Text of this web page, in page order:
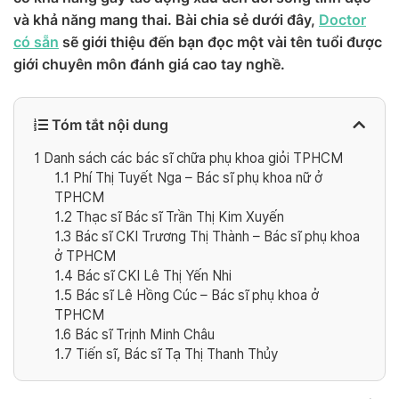
và khả năng mang thai. Bài chia sẻ dưới đây, Doctor
có sẵn sẽ giới thiệu đến bạn đọc một vài tên tuổi được
giới chuyên môn đánh giá cao tay nghề.
Tóm tắt nội dung
1 Danh sách các bác sĩ chữa phụ khoa giỏi TPHCM
1.1 Phí Thị Tuyết Nga – Bác sĩ phụ khoa nữ ở
TPHCM
1.2 Thạc sĩ Bác sĩ Trần Thị Kim Xuyến
1.3 Bác sĩ CKI Trương Thị Thành – Bác sĩ phụ khoa
ở TPHCM
1.4 Bác sĩ CKI Lê Thị Yến Nhi
1.5 Bác sĩ Lê Hồng Cúc – Bác sĩ phụ khoa ở
TPHCM
1.6 Bác sĩ Trịnh Minh Châu
1.7 Tiến sĩ, Bác sĩ Tạ Thị Thanh Thủy